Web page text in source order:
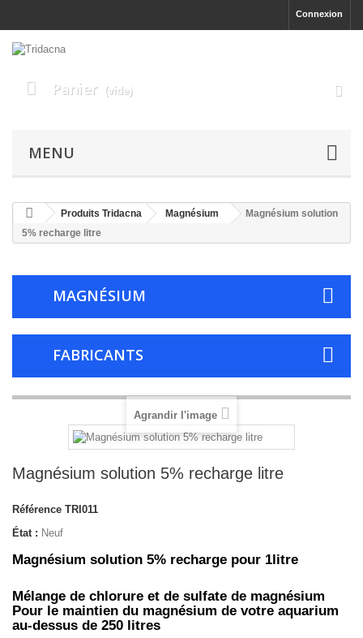
Connexion
Panier (vide)
MENU
Produits Tridacna Magnésium
Magnésium solution
5% recharge litre
MAGNÉSIUM
FABRICANTS
Agrandir l'image
Magnésium solution 5% recharge litre
Référence TRI011
État : Neuf
Magnésium solution 5% recharge pour 1litre
Mélange de chlorure et de sulfate de magnésium
Pour le maintien du magnésium de votre aquarium
au-dessus de 250 litres